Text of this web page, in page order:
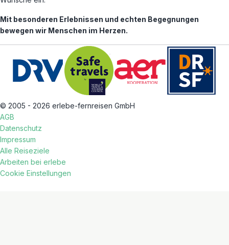
Mit besonderen Erlebnissen und echten Begegnungen
bewegen wir Menschen im Herzen.
© 2005 - 2026 erlebe-fernreisen GmbH
AGB
Datenschutz
Impressum
Alle Reiseziele
Arbeiten bei erlebe
Cookie Einstellungen